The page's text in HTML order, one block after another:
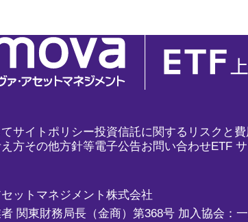
サイトポリシー投資信託に関するリスクと
方その他方針等電子公告お問い合わせETF
ットマネジメント株式会社
関東財務局長（金商）第368号 加入協会：